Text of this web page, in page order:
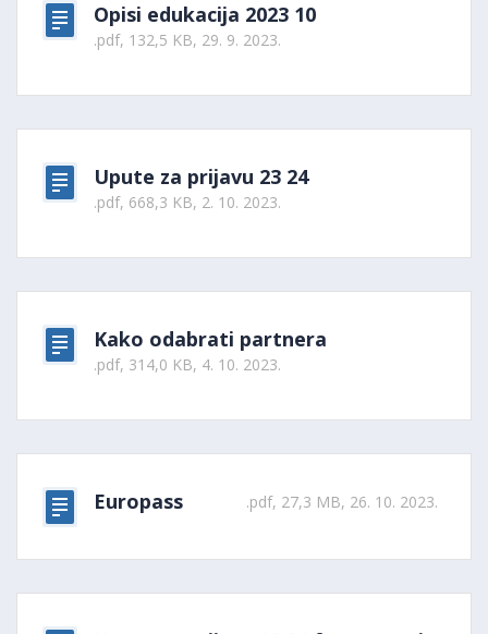
Opisi edukacija 2023 10
.pdf, 132,5 KB, 29. 9. 2023.
Upute za prijavu 23 24
.pdf, 668,3 KB, 2. 10. 2023.
Kako odabrati partnera
.pdf, 314,0 KB, 4. 10. 2023.
Europass .pdf, 27,3 MB, 26. 10. 2023.